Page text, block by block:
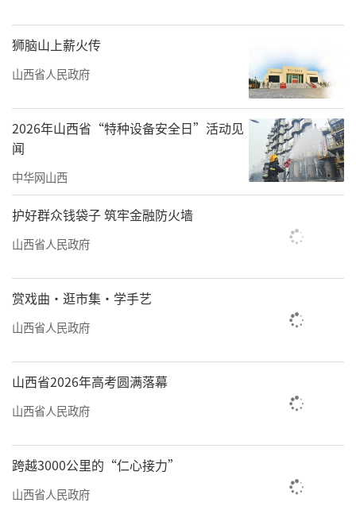
狮脑山上薪火传
山西省人民政府
2026年山西省“特种设备安全日”活动见
闻
中华网山西
护好群众钱袋子 筑牢金融防火墙
山西省人民政府
赏戏曲·逛市集·学手艺
山西省人民政府
山西省2026年高考圆满落幕
山西省人民政府
跨越3000公里的“仁心接力”
山西省人民政府